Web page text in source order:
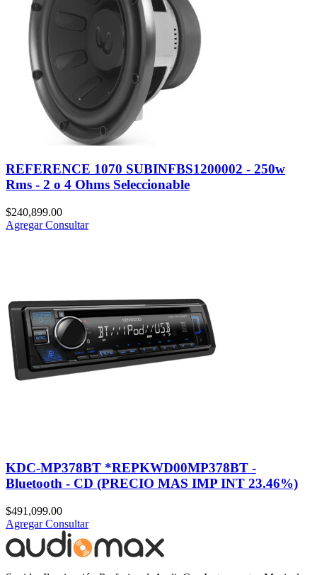
REFERENCE 1070 SUBINFBS1200002 - 250w
Rms - 2 o 4 Ohms Seleccionable
$240,899.00
AgregarConsultar
KDC-MP378BT *REPKWD00MP378BT -
Bluetooth - CD (PRECIO MAS IMP INT 23.46%)
$491,099.00
AgregarConsultar